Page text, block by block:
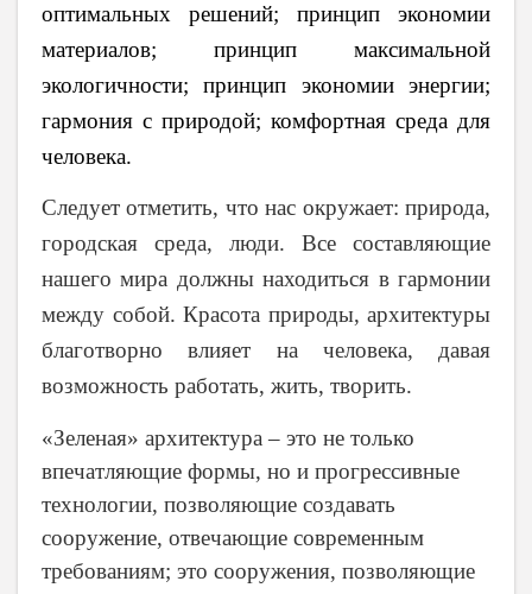
оптимальных решений; принцип экономии
материалов; принцип максимальной
экологичности; принцип экономии энергии;
гармония с природой; комфортная среда для
человека.
Следует отметить, что нас окружает: природа,
городская среда, люди. Все составляющие
нашего мира должны находиться в гармонии
между собой. Красота природы, архитектуры
благотворно влияет на человека, давая
возможность работать, жить, творить.
«Зеленая» архитектура – это не только
впечатляющие формы, но и прогрессивные
технологии, позволяющие создавать
сооружение, отвечающие современным
требованиям; это сооружения, позволяющие